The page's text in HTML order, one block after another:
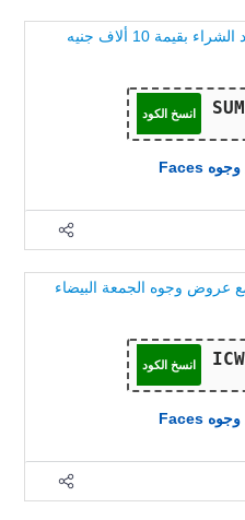
انسخ الكود
وجوه Faces
انسخ الكود
وجوه Faces